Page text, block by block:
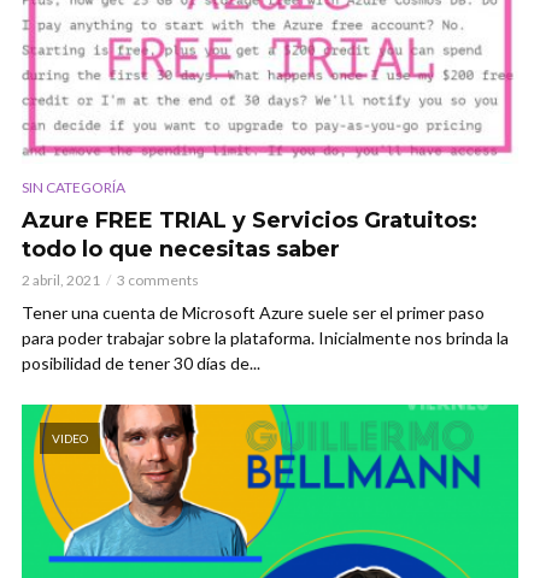
SIN CATEGORÍA
Azure FREE TRIAL y Servicios Gratuitos:
todo lo que necesitas saber
2 abril, 2021 3 comments
Tener una cuenta de Microsoft Azure suele ser el primer paso
para poder trabajar sobre la plataforma. Inicialmente nos brinda la
posibilidad de tener 30 días de...
VIDEO